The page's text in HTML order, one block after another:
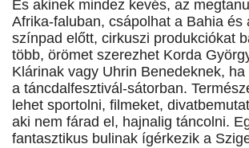
És akinek mindez kevés, az
Afrika-faluban, csápolhat a Bahia és
színpad előtt, cirkuszi produkciókat
több, örömet szerezhet Korda
Klárinak vagy Uhrin Benedeknek,
a táncdalfesztivál-sátorban.
lehet sportolni, filmeket,
aki nem fárad el, hajnalig táncolni.
fantasztikus bulinak ígérkezik a